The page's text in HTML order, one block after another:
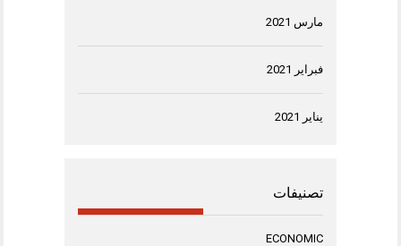
مارس 2021
فبراير 2021
يناير 2021
تصنيفات
ECONOMIC